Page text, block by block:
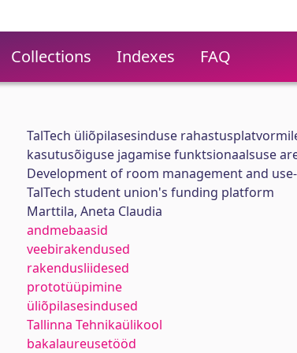
Collections Indexes FAQ
TalTech üliõpilasesinduse
kasutusõiguse jagamise funktsionaalsuse
Development of room management and
TalTech student union's funding platform
Marttila, Aneta Claudia
andmebaasid
veebirakendused
rakendusliidesed
prototüüpimine
üliõpilasesindused
Tallinna Tehnikaülikool
bakalaureusetööd